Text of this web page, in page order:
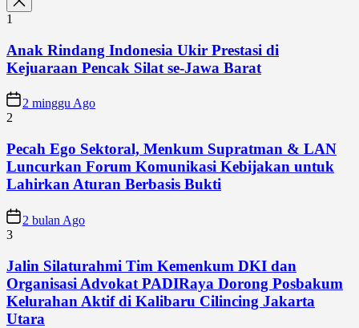
1
Anak Rindang Indonesia Ukir Prestasi di
Kejuaraan Pencak Silat se-Jawa Barat
2 minggu Ago
2
Pecah Ego Sektoral, Menkum Supratman & LAN
Luncurkan Forum Komunikasi Kebijakan untuk
Lahirkan Aturan Berbasis Bukti
2 bulan Ago
3
Jalin Silaturahmi Tim Kemenkum DKI dan
Organisasi Advokat PADIRaya Dorong Posbakum
Kelurahan Aktif di Kalibaru Cilincing Jakarta
Utara